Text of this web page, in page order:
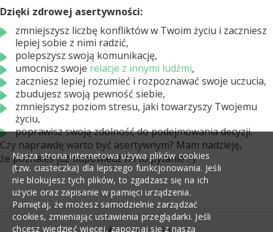
Dzięki zdrowej asertywności:
zmniejszysz liczbę konfliktów w Twoim życiu i zaczniesz
lepiej sobie z nimi radzić,
polepszysz swoją komunikację,
umocnisz swoje relacje z innymi ludźmi,
zaczniesz lepiej rozumieć i rozpoznawać swoje uczucia,
zbudujesz swoją pewność siebie,
zmniejszysz poziom stresu, jaki towarzyszy Twojemu
życiu,
poprawisz swoją zdolność do podejmowania decyzji.
Czy naprawdę warto być asertywnym? Mam nadzieję,
że poznałeś już odpowiedź na to pytanie :-)
Nasza strona internetowa używa plików cookies
(tzw. ciasteczka) dla lepszego funkcjonowania. Jeśli
nie blokujesz tych plików, to zgadzasz się na ich
użycie oraz zapisanie w pamięci urządzenia.
Pamiętaj, że możesz samodzielnie zarządzać
cookies, zmieniając ustawienia przeglądarki. Jeśli
chcesz wiedzieć więcej, zapoznaj się z naszą